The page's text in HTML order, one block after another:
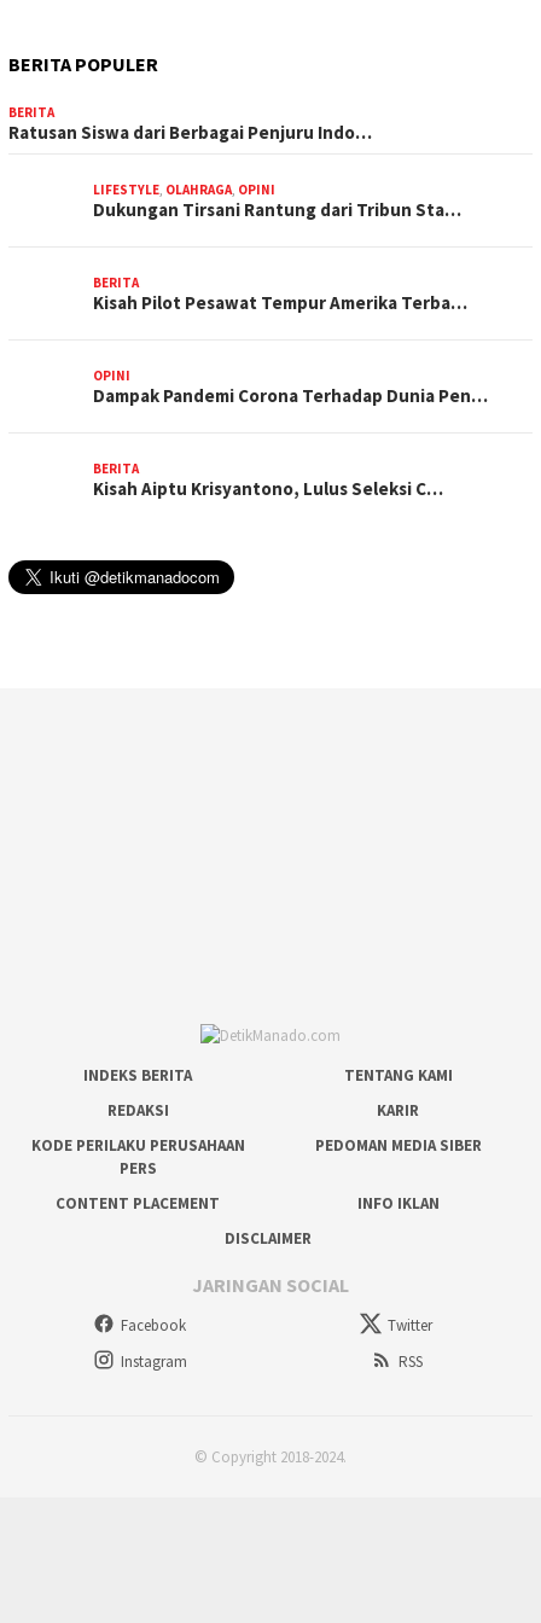
BERITA POPULER
BERITA
Ratusan Siswa dari Berbagai Penjuru Indo…
LIFESTYLE, OLAHRAGA, OPINI
Dukungan Tirsani Rantung dari Tribun Sta…
BERITA
Kisah Pilot Pesawat Tempur Amerika Terba…
OPINI
Dampak Pandemi Corona Terhadap Dunia Pen…
BERITA
Kisah Aiptu Krisyantono, Lulus Seleksi C…
INDEKS BERITA
TENTANG KAMI
REDAKSI
KARIR
KODE PERILAKU PERUSAHAAN
PERS
PEDOMAN MEDIA SIBER
CONTENT PLACEMENT
INFO IKLAN
DISCLAIMER
JARINGAN SOCIAL
Facebook
Twitter
Instagram
RSS
© Copyright 2018-2024.